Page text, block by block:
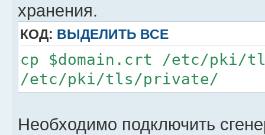
хранения.
КОД: ВЫДЕЛИТЬ ВСЕ
cp $domain.crt /etc/pki/
/etc/pki/tls/private/
Необходимо подключить